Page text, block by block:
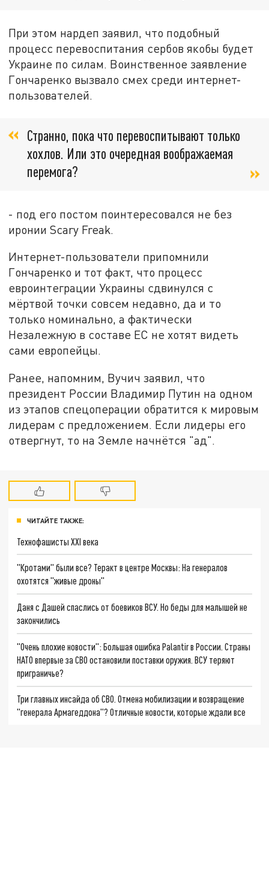
При этом нардеп заявил, что подобный
процесс перевоспитания сербов якобы будет
Украине по силам. Воинственное заявление
Гончаренко вызвало смех среди интернет-
пользователей.
Странно, пока что перевоспитывают только
хохлов. Или это очередная воображаемая
перемога?
- под его постом поинтересовался не без
иронии Scary Freak.
Интернет-пользователи припомнили
Гончаренко и тот факт, что процесс
евроинтеграции Украины сдвинулся с
мёртвой точки совсем недавно, да и то
только номинально, а фактически
Незалежную в составе ЕС не хотят видеть
сами европейцы.
Ранее, напомним, Вучич заявил, что
президент России Владимир Путин на одном
из этапов спецоперации обратится к мировым
лидерам с предложением. Если лидеры его
отвергнут, то на Земле начнётся "ад".
ЧИТАЙТЕ ТАКЖЕ:
Технофашисты XXI века
"Кротами" были все? Теракт в центре Москвы: На генералов
охотятся "живые дроны"
Даня с Дашей спаслись от боевиков ВСУ. Но беды для малышей не
закончились
"Очень плохие новости": Большая ошибка Palantir в России. Страны
НАТО впервые за СВО остановили поставки оружия. ВСУ теряют
приграничье?
Три главных инсайда об СВО. Отмена мобилизации и возвращение
"генерала Армагеддона"? Отличные новости, которые ждали все